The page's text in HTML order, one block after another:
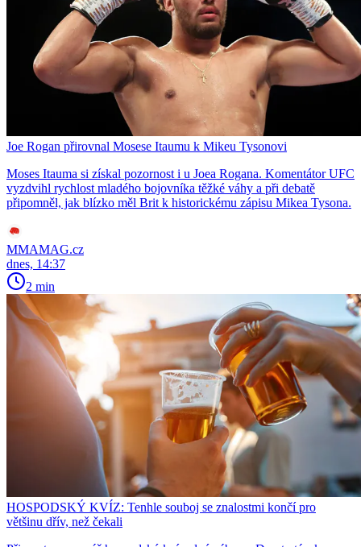
Joe Rogan přirovnal Mosese Itaumu k Mikeu Tysonovi
Moses Itauma si získal pozornost i u Joea Rogana. Komentátor UFC
vyzdvihl rychlost mladého bojovníka těžké váhy a při debatě
připomněl, jak blízko měl Brit k historickému zápisu Mikea Tysona.
MMAMAG.cz
dnes, 14:37
2 min
HOSPODSKÝ KVÍZ: Tenhle souboj se znalostmi končí pro
většinu dřív, než čekali